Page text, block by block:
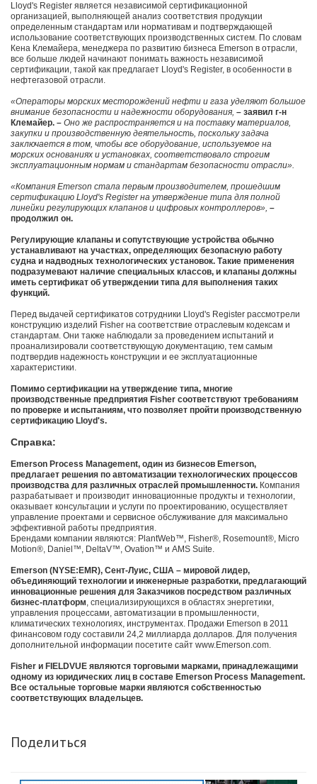
Lloyd's Register является независимой сертификационной
организацией, выполняющей анализ соответствия продукции
определенным стандартам или нормативам и подтверждающей
использование соответствующих производственных систем. По словам
Кена Клемайера, менеджера по развитию бизнеса Emerson в отрасли,
все больше людей начинают понимать важность независимой
сертификации, такой как предлагает Lloyd's Register, в особенности в
нефтегазовой отрасли.
«Операторы морских месторождений нефти и газа уделяют большое
внимание безопасности и надежности оборудования, – заявил г-н
Клемайер. – Оно же распространяется и на поставку материалов,
закупки и производственную деятельность, поскольку задача
заключается в том, чтобы все оборудование, используемое на
морских основаниях и установках, соответствовало строгим
эксплуатационным нормам и стандартам безопасности отрасли».
«Компания Emerson стала первым производителем, прошедшим
сертификацию Lloyd's Register на утверждение типа для полной
линейки регулирующих клапанов и цифровых контроллеров», –
продолжил он.
Регулирующие клапаны и сопутствующие устройства обычно
устанавливают на участках, определяющих безопасную работу
судна и надводных технологических установок. Такие применения
подразумевают наличие специальных классов, и клапаны должны
иметь сертификат об утверждении типа для выполнения таких
функций.
Перед выдачей сертификатов сотрудники Lloyd's Register рассмотрели
конструкцию изделий Fisher на соответствие отраслевым кодексам и
стандартам. Они также наблюдали за проведением испытаний и
проанализировали соответствующую документацию, тем самым
подтвердив надежность конструкции и ее эксплуатационные
характеристики.
Помимо сертификации на утверждение типа, многие
производственные предприятия Fisher соответствуют требованиям
по проверке и испытаниям, что позволяет пройти производственную
сертификацию Lloyd's.
Справка:
Emerson Process Management, один из бизнесов Emerson,
предлагает решения по автоматизации технологических процессов
производства для различных отраслей промышленности. Компания
разрабатывает и производит инновационные продукты и технологии,
оказывает консультации и услуги по проектированию, осуществляет
управление проектами и сервисное обслуживание для максимально
эффективной работы предприятия.
Брендами компании являются: PlantWeb™, Fisher®, Rosemount®, Micro
Motion®, Daniel™, DeltaV™, Ovation™ и AMS Suite.
Emerson (NYSE:EMR), Сент-Луис, США – мировой лидер,
объединяющий технологии и инженерные разработки, предлагающий
инновационные решения для Заказчиков посредством различных
бизнес-платформ, специализирующихся в областях энергетики,
управления процессами, автоматизации в промышленности,
климатических технологиях, инструментах. Продажи Emerson в 2011
финансовом году составили 24,2 миллиарда долларов. Для получения
дополнительной информации посетите сайт www.Emerson.com.
Fisher и FIELDVUE являются торговыми марками, принадлежащими
одному из юридических лиц в составе Emerson Process Management.
Все остальные торговые марки являются собственностью
соответствующих владельцев.
Поделиться